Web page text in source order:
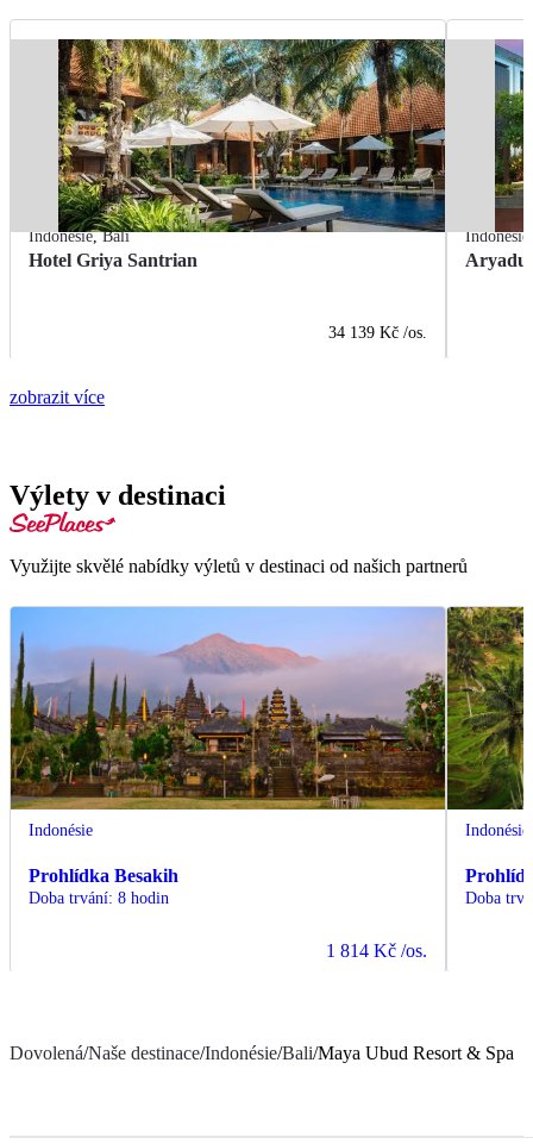
Indonésie,Bali
Hotel Griya Santrian
34 139 Kč /os.
Indonésie
zobrazit více
Výlety v destinaci
Využijte skvělé nabídky výletů v destinaci od našich partnerů
Indonésie
Prohlídka Besakih
Doba trvání: 8 hodin
1 814 Kč /os.
Indonésie
Doba
Dovolená/Naše destinace/Indonésie/Bali/Maya Ubud Resort & Spa